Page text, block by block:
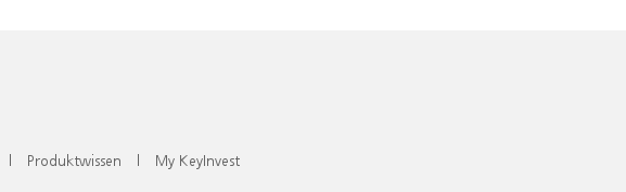
| Produktwissen | My KeyInvest